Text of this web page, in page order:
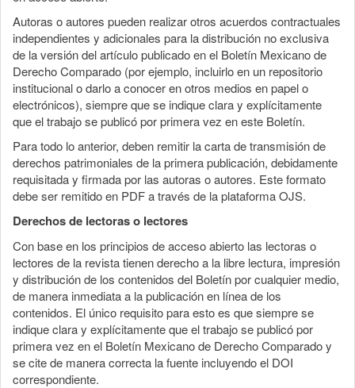
Autoras o autores pueden realizar otros acuerdos contractuales
independientes y adicionales para la distribución no exclusiva
de la versión del artículo publicado en el Boletín Mexicano de
Derecho Comparado (por ejemplo, incluirlo en un repositorio
institucional o darlo a conocer en otros medios en papel o
electrónicos), siempre que se indique clara y explícitamente
que el trabajo se publicó por primera vez en este Boletín.
Para todo lo anterior, deben remitir la carta de transmisión de
derechos patrimoniales de la primera publicación, debidamente
requisitada y firmada por las autoras o autores. Este formato
debe ser remitido en PDF a través de la plataforma OJS.
Derechos de lectoras o lectores
Con base en los principios de acceso abierto las lectoras o
lectores de la revista tienen derecho a la libre lectura, impresión
y distribución de los contenidos del Boletín por cualquier medio,
de manera inmediata a la publicación en línea de los
contenidos. El único requisito para esto es que siempre se
indique clara y explícitamente que el trabajo se publicó por
primera vez en el Boletín Mexicano de Derecho Comparado y
se cite de manera correcta la fuente incluyendo el DOI
correspondiente.